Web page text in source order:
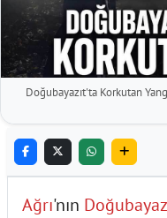
Doğubayazıt'ta Korkutan
Ağrı'nın